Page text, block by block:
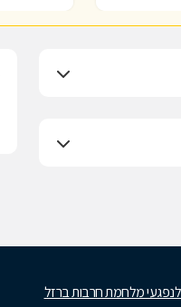
לנפגעי מלחמת חרבות ברזל